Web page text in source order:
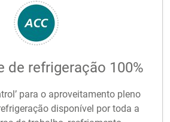
de refrigeração 100%
para o aproveitamento pleno
disponível por toda a